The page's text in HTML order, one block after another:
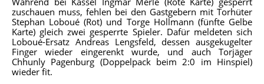
zuschauen muss, fehlen bei den Gastgebern mit Torhüter
Stephan Loboué (Rot) und Torge Hollmann (fünfte Gelbe
Karte) gleich zwei gesperrte Spieler. Dafür meldeten sich
Loboué-Ersatz Andreas Lengsfeld, dessen ausgekugelter
Finger wieder eingerenkt wurde, und auch Torjäger
Chhunly Pagenburg (Doppelpack beim 2:0 im Hinspiel)
wieder fit.